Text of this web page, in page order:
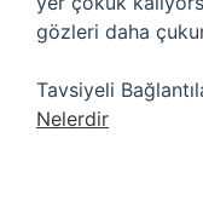
gözleri daha
Tavsiyeli
Nelerdir